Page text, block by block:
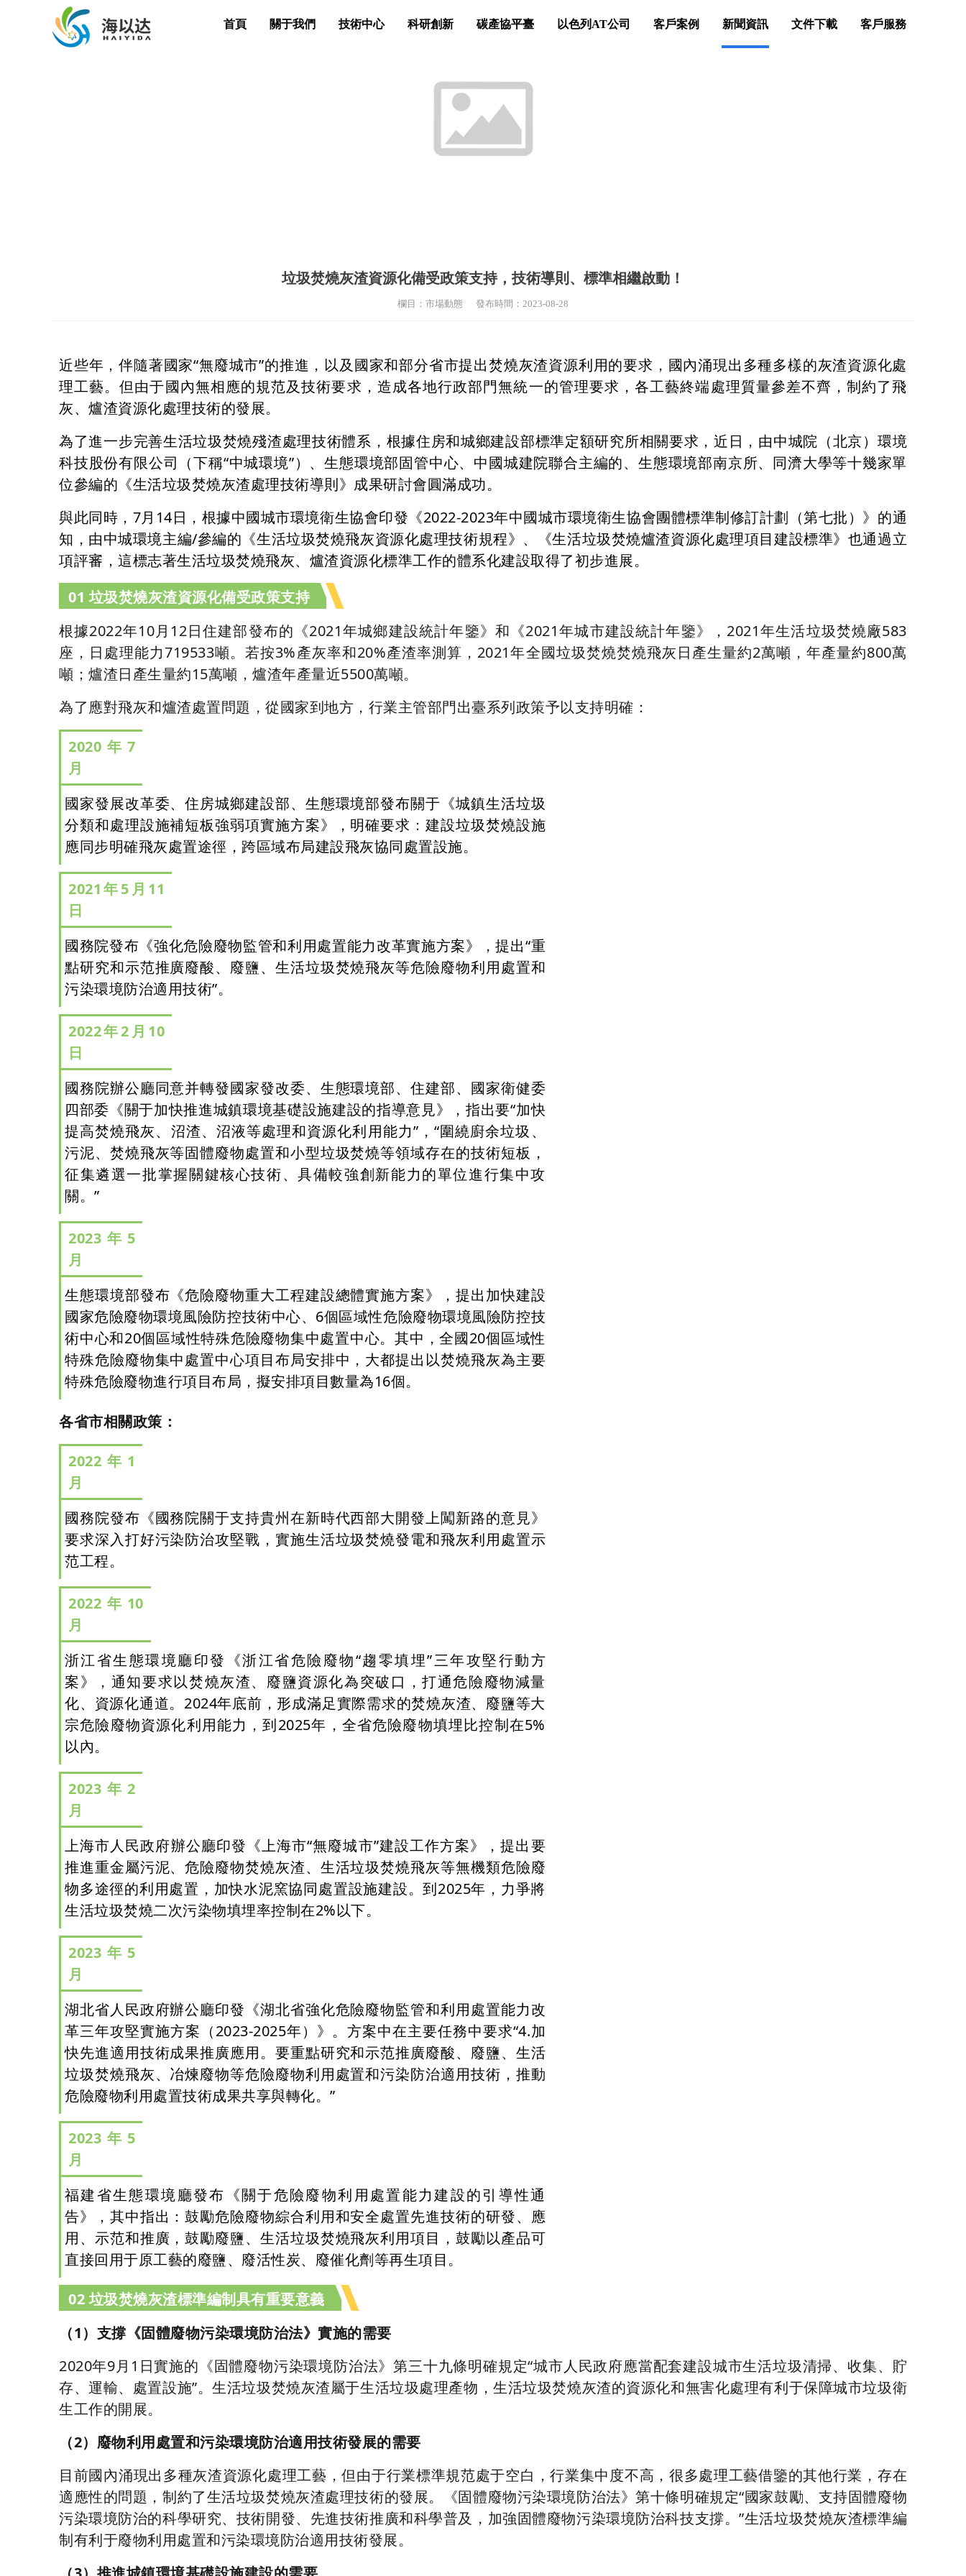
首頁 關于我們 技術中心 科研創新 碳產協平臺 以色列AT公司 客戶案例 新聞資訊 文件下載 客戶服務
垃圾焚燒灰渣資源化備受政策支持，技術導則、標準相繼啟動！
欄目：市場動態 發布時間：2023-08-28
近些年，伴隨著國家“無廢城市”的推進，以及國家和部分省市提出焚燒灰渣資源利用的要求，國內涌現出多種多樣的灰渣資源化處
理工藝。但由于國內無相應的規范及技術要求，造成各地行政部門無統一的管理要求，各工藝終端處理質量參差不齊，制約了飛
灰、爐渣資源化處理技術的發展。
為了進一步完善生活垃圾焚燒殘渣處理技術體系，根據住房和城鄉建設部標準定額研究所相關要求，近日，由中城院（北京）環境
科技股份有限公司（下稱“中城環境”）、生態環境部固管中心、中國城建院聯合主編的、生態環境部南京所、同濟大學等十幾家單
位參編的《生活垃圾焚燒灰渣處理技術導則》成果研討會圓滿成功。
與此同時，7月14日，根據中國城市環境衛生協會印發《2022-2023年中國城市環境衛生協會團體標準制修訂計劃（第七批）》的通
知，由中城環境主編/參編的《生活垃圾焚燒飛灰資源化處理技術規程》、《生活垃圾焚燒爐渣資源化處理項目建設標準》也通過立
項評審，這標志著生活垃圾焚燒飛灰、爐渣資源化標準工作的體系化建設取得了初步進展。
01 垃圾焚燒灰渣資源化備受政策支持
根據2022年10月12日住建部發布的《2021年城鄉建設統計年鑒》和《2021年城市建設統計年鑒》，2021年生活垃圾焚燒廠583
座，日處理能力719533噸。若按3%產灰率和20%產渣率測算，2021年全國垃圾焚燒焚燒飛灰日產生量約2萬噸，年產量約800萬
噸；爐渣日產生量約15萬噸，爐渣年產量近5500萬噸。
為了應對飛灰和爐渣處置問題，從國家到地方，行業主管部門出臺系列政策予以支持明確：
2020年7
月
國家發展改革委、住房城鄉建設部、生態環境部發布關于《城鎮生活垃圾
分類和處理設施補短板強弱項實施方案》，明確要求：建設垃圾焚燒設施
應同步明確飛灰處置途徑，跨區域布局建設飛灰協同處置設施。
2021年5月11
日
國務院發布《強化危險廢物監管和利用處置能力改革實施方案》，提出“重
點研究和示范推廣廢酸、廢鹽、生活垃圾焚燒飛灰等危險廢物利用處置和
污染環境防治適用技術”。
2022年2月10
日
國務院辦公廳同意并轉發國家發改委、生態環境部、住建部、國家衛健委
四部委《關于加快推進城鎮環境基礎設施建設的指導意見》，指出要“加快
提高焚燒飛灰、沼渣、沼液等處理和資源化利用能力”，“圍繞廚余垃圾、
污泥、焚燒飛灰等固體廢物處置和小型垃圾焚燒等領域存在的技術短板，
征集遴選一批掌握關鍵核心技術、具備較強創新能力的單位進行集中攻
關。”
2023年5
月
生態環境部發布《危險廢物重大工程建設總體實施方案》，提出加快建設
國家危險廢物環境風險防控技術中心、6個區域性危險廢物環境風險防控技
術中心和20個區域性特殊危險廢物集中處置中心。其中，全國20個區域性
特殊危險廢物集中處置中心項目布局安排中，大都提出以焚燒飛灰為主要
特殊危險廢物進行項目布局，擬安排項目數量為16個。
各省市相關政策：
2022年1
月
國務院發布《國務院關于支持貴州在新時代西部大開發上闖新路的意見》
要求深入打好污染防治攻堅戰，實施生活垃圾焚燒發電和飛灰利用處置示
范工程。
2022年10
月
浙江省生態環境廳印發《浙江省危險廢物“趨零填埋”三年攻堅行動方
案》，通知要求以焚燒灰渣、廢鹽資源化為突破口，打通危險廢物減量
化、資源化通道。2024年底前，形成滿足實際需求的焚燒灰渣、廢鹽等大
宗危險廢物資源化利用能力，到2025年，全省危險廢物填埋比控制在5%
以內。
2023年2
月
上海市人民政府辦公廳印發《上海市“無廢城市”建設工作方案》，提出要
推進重金屬污泥、危險廢物焚燒灰渣、生活垃圾焚燒飛灰等無機類危險廢
物多途徑的利用處置，加快水泥窯協同處置設施建設。到2025年，力爭將
生活垃圾焚燒二次污染物填埋率控制在2%以下。
2023年5
月
湖北省人民政府辦公廳印發《湖北省強化危險廢物監管和利用處置能力改
革三年攻堅實施方案（2023-2025年）》。方案中在主要任務中要求“4.加
快先進適用技術成果推廣應用。要重點研究和示范推廣廢酸、廢鹽、生活
垃圾焚燒飛灰、冶煉廢物等危險廢物利用處置和污染防治適用技術，推動
危險廢物利用處置技術成果共享與轉化。”
2023年5
月
福建省生態環境廳發布《關于危險廢物利用處置能力建設的引導性通
告》，其中指出：鼓勵危險廢物綜合利用和安全處置先進技術的研發、應
用、示范和推廣，鼓勵廢鹽、生活垃圾焚燒飛灰利用項目，鼓勵以產品可
直接回用于原工藝的廢鹽、廢活性炭、廢催化劑等再生項目。
02 垃圾焚燒灰渣標準編制具有重要意義
（1）支撐《固體廢物污染環境防治法》實施的需要
2020年9月1日實施的《固體廢物污染環境防治法》第三十九條明確規定“城市人民政府應當配套建設城市生活垃圾清掃、收集、貯
存、運輸、處置設施”。生活垃圾焚燒灰渣屬于生活垃圾處理產物，生活垃圾焚燒灰渣的資源化和無害化處理有利于保障城市垃圾衛
生工作的開展。
（2）廢物利用處置和污染環境防治適用技術發展的需要
目前國內涌現出多種灰渣資源化處理工藝，但由于行業標準規范處于空白，行業集中度不高，很多處理工藝借鑒的其他行業，存在
適應性的問題，制約了生活垃圾焚燒灰渣處理技術的發展。《固體廢物污染環境防治法》第十條明確規定“國家鼓勵、支持固體廢物
污染環境防治的科學研究、技術開發、先進技術推廣和科學普及，加強固體廢物污染環境防治科技支撐。”生活垃圾焚燒灰渣標準編
制有利于廢物利用處置和污染環境防治適用技術發展。